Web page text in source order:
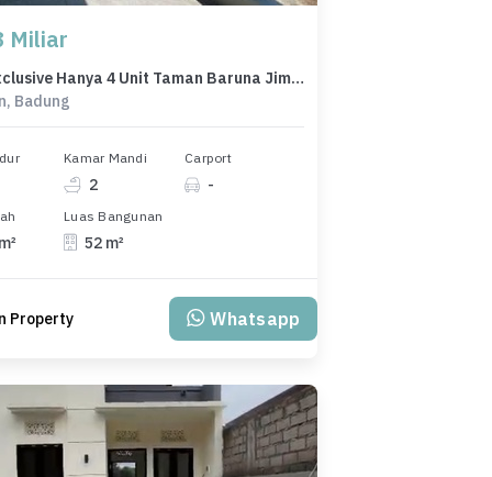
Miliar
Dijual Exclusive Hanya 4 Unit Taman Baruna Jimbaran
Badung
Kamar Mandi
2
Carport
-
Luas Bangunan
52 m²
Property Whatsapp